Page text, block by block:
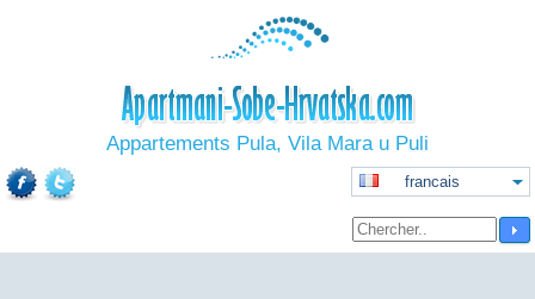
Appartements Pula, Vila Mara u Puli
francais